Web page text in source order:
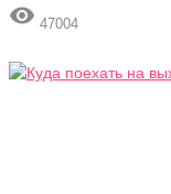
 47004